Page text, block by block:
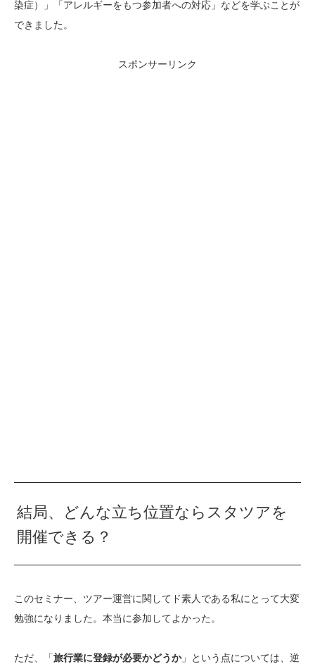
染症）」「アレルギーをもつ参加者への対応」などを学ぶことが
できました。
スポンサーリンク
結局、どんな立ち位置ならスタツアを
開催できる？
このセミナー、ツアー運営に関してド素人である私にとって大変
勉強になりました。本当に参加してよかった。
ただ、「旅行業に登録が必要かどうか」という点については、逆